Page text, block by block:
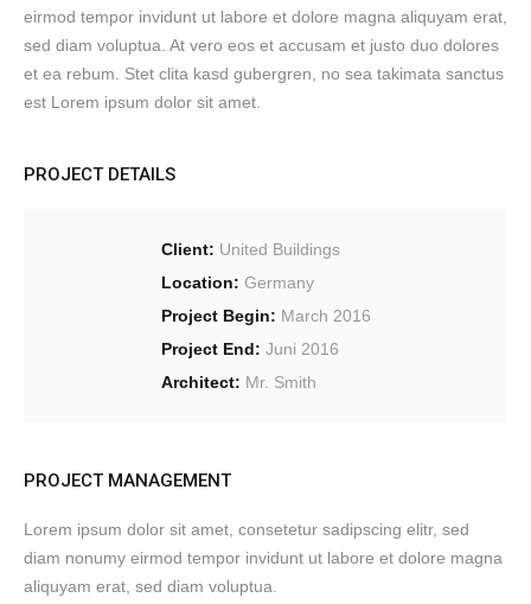
eirmod tempor invidunt ut labore et dolore magna aliquyam erat,
sed diam voluptua. At vero eos et accusam et justo duo dolores
et ea rebum. Stet clita kasd gubergren, no sea takimata sanctus
est Lorem ipsum dolor sit amet.
PROJECT DETAILS
Client: United Buildings
Location: Germany
Project Begin: March 2016
Project End: Juni 2016
Architect: Mr. Smith
PROJECT MANAGEMENT
Lorem ipsum dolor sit amet, consetetur sadipscing elitr, sed
diam nonumy eirmod tempor invidunt ut labore et dolore magna
aliquyam erat, sed diam voluptua.